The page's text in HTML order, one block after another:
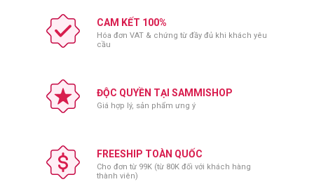
CAM KẾT 100%
Hóa đơn VAT & chứng từ đầy đủ khi khách yêu
cầu
ĐỘC QUYỀN TẠI SAMMISHOP
Giá hợp lý, sản phẩm ưng ý
FREESHIP TOÀN QUỐC
Cho đơn từ 99K (từ 80K đối với khách hàng
thành viên)